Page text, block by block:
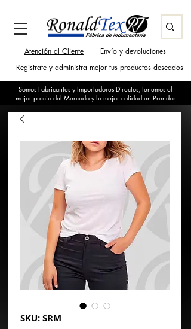
Regístrate y administra mejor tus productos deseados
Somos Fabricantes y Importadores Directos, tenemos el
mejor precio del Mercado y la mejor calidad en Prendas
Atención al Cliente Envío y devoluciones
SKU: SRM